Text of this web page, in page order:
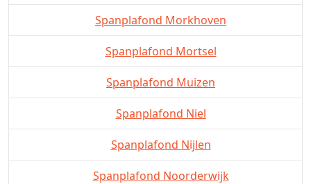
Spanplafond Morkhoven
Spanplafond Mortsel
Spanplafond Muizen
Spanplafond Niel
Spanplafond Nijlen
Spanplafond Noorderwijk